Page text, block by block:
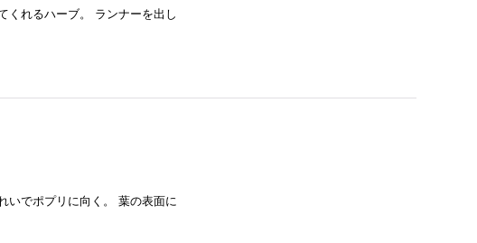
くれるハーブ。 ランナーを出し
いでポプリに向く。 葉の表面に